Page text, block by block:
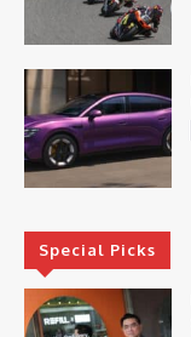
Special Picks